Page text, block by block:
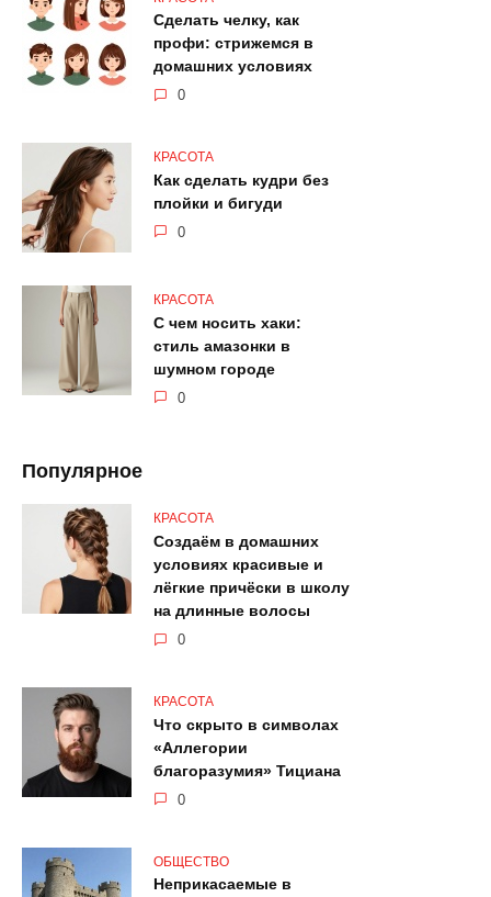
Сделать челку, как
профи: стрижемся в
домашних условиях
0
КРАСОТА
Как сделать кудри без
плойки и бигуди
0
КРАСОТА
С чем носить хаки:
стиль амазонки в
шумном городе
0
Популярное
КРАСОТА
Создаём в домашних
условиях красивые и
лёгкие причёски в школу
на длинные волосы
0
КРАСОТА
Что скрыто в символах
«Аллегории
благоразумия» Тициана
0
ОБЩЕСТВО
Неприкасаемые в